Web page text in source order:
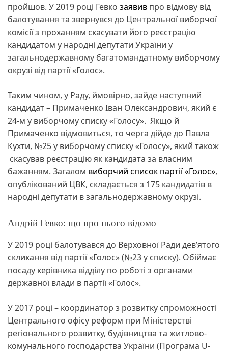
пройшов. У 2019 році Гевко заявив про відмову від
балотування та звернувся до Центральної виборчої
комісії з проханням скасувати його реєстрацію
кандидатом у народні депутати України у
загальнодержавному багатомандатному виборчому
окрузі від партії «Голос».
Таким чином, у Раду, ймовірно, зайде наступний
кандидат – Примаченко Іван Олександрович, який є
24-м у виборчому списку «Голосу». Якщо й
Примаченко відмовиться, то черга дійде до Павла
Кухти, №25 у виборчому списку «Голосу», який також
скасував реєстрацію як кандидата за власним
бажанням. Загалом виборчий список партії «Голос»,
опублікований ЦВК, складається з 175 кандидатів в
народні депутати в загальнодержавному окрузі.
Андрій Гевко: що про нього відомо
У 2019 році балотувався до Верховної Ради дев’ятого
скликання від партії «Голос» (№23 у списку). Обіймає
посаду керівника відділу по роботі з органами
державної влади в партії «Голос».
У 2017 році – координатор з розвитку спроможності
Центрального офісу реформ при Міністерстві
регіонального розвитку, будівництва та житлово-
комунального господарства України (Програма U-